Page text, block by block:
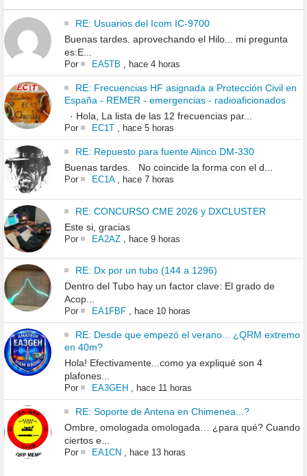
RE: Usuarios del Icom IC-9700
Buenas tardes. aprovechando el Hilo... mi pregunta
es:E...
Por EA5TB hace 4 horas
RE: Frecuencias HF asignada a Protección Civil en
España - REMER - emergencias - radioaficionados
· Hola, La lista de las 12 frecuencias par...
Por EC1T, hace 5 horas
RE: Repuesto para fuente Alinco DM-330
Buenas tardes. No coincide la forma con el d...
Por EC1A, hace 7 horas
RE: CONCURSO CME 2026 y DXCLUSTER
Este si, gracias
Por EA2AZ, hace 9 horas
RE: Dx por un tubo (144 a 1296)
Dentro del Tubo hay un factor clave: El grado de
Acop...
Por EA1FBF, hace 10 horas
RE: Desde que empezó el verano... ¿QRM extremo
en 40m?
Hola! Efectivamente...como ya expliqué son 4
plafones...
Por EA3GEH , hace 11 horas
RE: Soporte de Antena en Chimenea...?
Ombre, omologada omologada… ¿para qué? Cuando
ciertos e...
Por EA1CN , hace 13 horas